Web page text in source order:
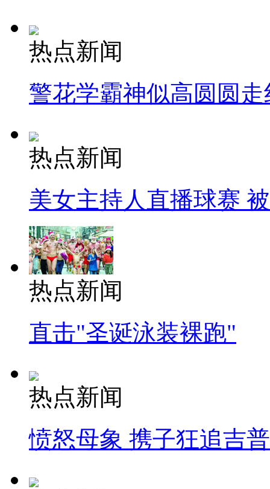
热点新闻
警花学霸神似高圆圆走
热点新闻
美女主持人直播球赛
热点新闻
直击"圣诞泳装裸跑"
热点新闻
愤怒母象 携子狂追吉